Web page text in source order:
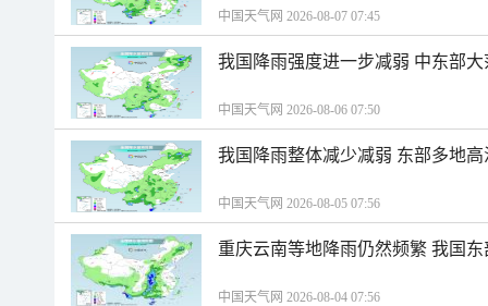
中国天气网 2026-08-07 07:45
我国降雨强度进一步减弱 中东部
中国天气网 2026-08-06 07:50
我国降雨整体减少减弱 东部多地
中国天气网 2026-08-05 07:56
重庆云南等地降雨仍然频繁 我国
中国天气网 2026-08-04 07:56